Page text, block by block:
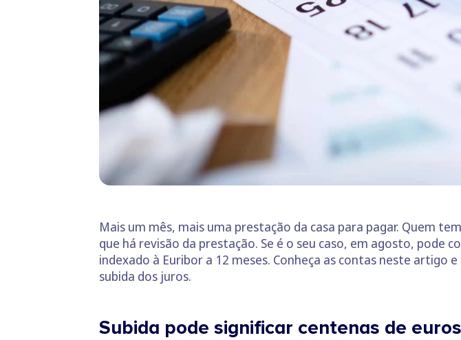
Mais um mês, mais uma prestação da casa para pagar. Quem
que há revisão da prestação. Se é o seu caso, em agosto, pode
indexado à Euribor a 12 meses. Conheça as contas neste
subida dos juros.
Subida pode significar centenas de